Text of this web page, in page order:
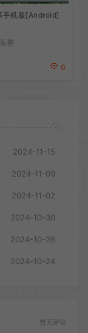
手机版[Android]
赛
0
2024-11-15
2024-11-09
2024-11-02
2024-10-30
2024-10-26
2024-10-24
暂无评论